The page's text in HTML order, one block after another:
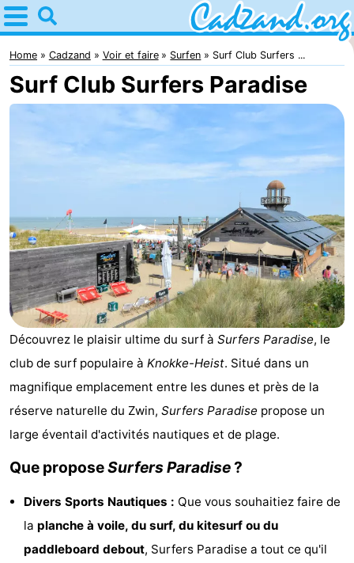
Home
Cadzand
Astuces
nuit
Campings
Chaumières
-
Bad
-
Resort
Nieuwvliet-
De
Meulinge
-
EuroParcs
Cadzand
Hoogduin
Résidence
Resort
Home Cadzand Voir et faire Surfen Surf Club Surfers ...
Surf Club Surfers Paradise
Découvrez le plaisir ultime du surf à Surfers Paradise, le
club de surf populaire à Knokke-Heist. Situé dans un
magnifique emplacement entre les dunes et près de la
réserve naturelle du Zwin, Surfers Paradise propose un
large éventail d'activités nautiques et de plage.
Que proposeSurfers Paradise?
Divers Sports Nautiques : Que vous souhaitiez faire de
la planche à voile, du surf, du kitesurf ou du
paddleboard debout, Surfers Paradise a tout ce qu'il